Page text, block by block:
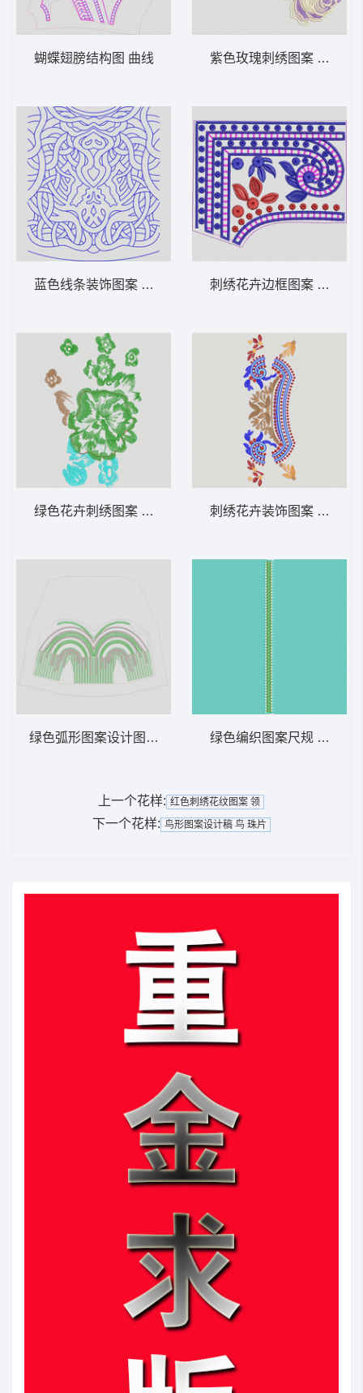
蝴蝶翅膀结构图 曲线
蓝色线条装饰图案 曲线
绿色花卉刺绣图案 花朵
绿色弧形图案设计图 裙 珠片
紫色玫瑰刺绣图案 靓花
刺绣花卉边框图案 雕孔
刺绣花卉装饰图案 雕孔 幅
绿色编织图案尺规 条码
上一个花样: 红色刺绣花纹图案 领
下一个花样: 鸟形图案设计稿 鸟 珠片